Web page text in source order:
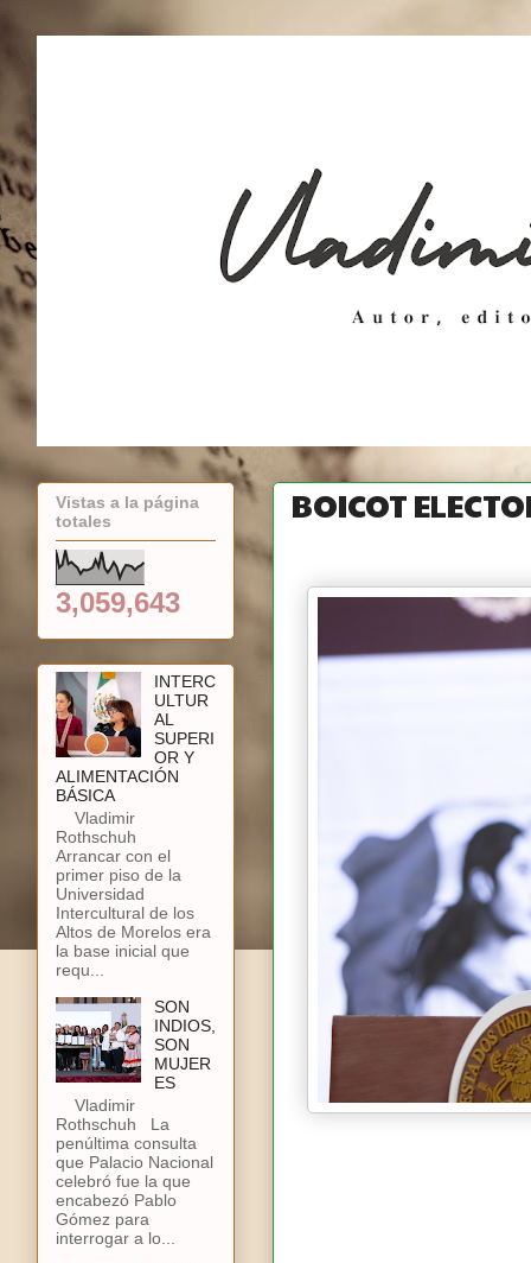
BOICOT
Vistas a la página
totales
3,059,643
INTERC
ULTUR
AL
SUPERI
OR Y
ALIMENTACIÓN
BÁSICA
Vladimir
Rothschuh
Arrancar con el
primer piso de la
Universidad
Intercultural de los
Altos de Morelos era
la base inicial que
requ...
SON
INDIOS,
SON
MUJER
ES
Vladimir
Rothschuh La
penúltima consulta
que Palacio Nacional
celebró fue la que
encabezó Pablo
Gómez para
interrogar a lo...